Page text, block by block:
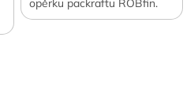
opěrku packraftu ROBfin.